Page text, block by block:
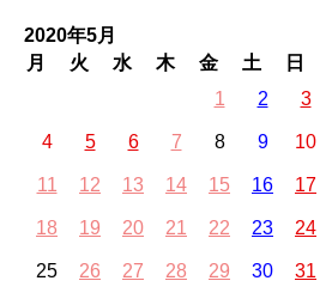
2020年5月
月
火 水 木 金 土
日
1
2 3
4 5 6 7 8 9 10
11 12 13 14 15 16 17
18 19 20 21 22 23 24
25 26 27 28 29 30
31